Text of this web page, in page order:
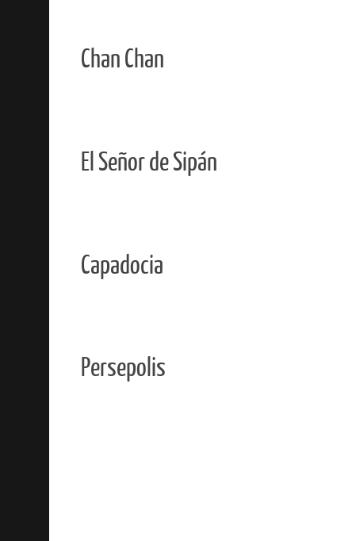
Chan Chan
El Señor de Sipán
Capadocia
Persepolis